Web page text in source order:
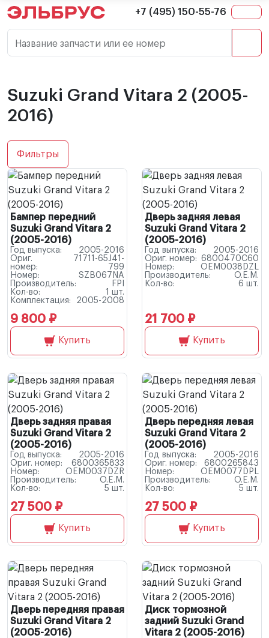
+7 (495) 150-55-76
Название запчасти или ее номер
Suzuki Grand Vitara 2 (2005-
2016)
Фильтры
Бампер передний
Suzuki Grand Vitara 2
(2005-2016)
Год выпуска:
2005-2016
Ориг.
номер:
71711-65J41-
799
Номер:
SZB067NA
Производитель:
FPI
Кол-во:
1 шт.
Комплектация:
2005-2008
9 800 ₽
Купить
Дверь задняя левая
Suzuki Grand Vitara 2
(2005-2016)
Год выпуска:
2005-2016
Ориг. номер: 6800470C60
Номер:
OEM0038DZL
Производитель:
O.E.M.
Кол-во:
6 шт.
21 700 ₽
Купить
Дверь задняя правая
Suzuki Grand Vitara 2
(2005-2016)
Год выпуска:
2005-2016
Ориг. номер:
6800365833
Номер:
OEM0037DZR
Производитель:
O.E.M.
Кол-во:
5 шт.
27 500 ₽
Купить
Дверь передняя левая
Suzuki Grand Vitara 2
(2005-2016)
Год выпуска:
2005-2016
Ориг. номер:
6800265843
Номер:
OEM0077DPL
Производитель:
O.E.M.
Кол-во:
5 шт.
27 500 ₽
Купить
Дверь передняя правая
Suzuki Grand Vitara 2
(2005-2016)
Диск тормозной
задний Suzuki Grand
Vitara 2 (2005-2016)